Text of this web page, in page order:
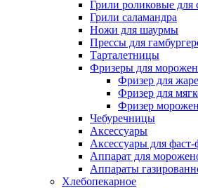
Грили роликовые для
Грили саламандра
Ножи для шаурмы
Прессы для
Тарталетницы
Фризеры для
Фризер для
Фризер для
Фризер
Чебуречницы
Аксессуары
Аксессуары для фаст-
Аппарат для
Аппараты
Хлебопекарное